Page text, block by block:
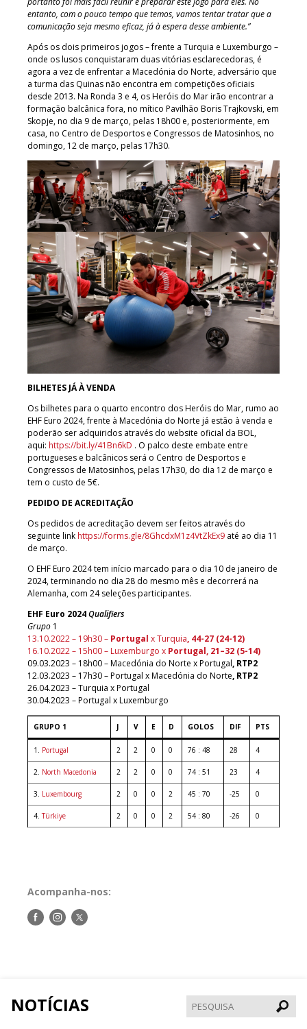
entanto, com o pouco tempo que temos, vamos tentar tratar que a
comunicação seja mesmo eficaz, já à espera desse ambiente.”
Após os dois primeiros jogos – frente a Turquia e Luxemburgo –
onde os lusos conquistaram duas vitórias esclarecedoras, é
agora a vez de enfrentar a Macedónia do Norte, adversário que
a turma das Quinas não encontra em competições oficiais
desde 2013. Na Ronda 3 e 4, os Heróis do Mar irão encontrar a
formação balcânica fora, no mítico Pavilhão Boris Trajkovski, em
Skopje, no dia 9 de março, pelas 18h00 e, posteriormente, em
casa, no Centro de Desportos e Congressos de Matosinhos, no
domingo, 12 de março, pelas 17h30.
BILHETES JÁ À VENDA
Os bilhetes para o quarto encontro dos Heróis do Mar, rumo ao
EHF Euro 2024, frente à Macedónia do Norte já estão à venda e
poderão ser adquiridos através do website oficial da BOL,
aqui: https://bit.ly/41Bn6kD . O palco deste embate entre
portugueses e balcânicos será o Centro de Desportos e
Congressos de Matosinhos, pelas 17h30, do dia 12 de março e
tem o custo de 5€.
PEDIDO DE ACREDITAÇÃO
Os pedidos de acreditação devem ser feitos através do
seguinte link https://forms.gle/8GhcdxM1z4VtZkEx9 até ao dia 11
de março.
O EHF Euro 2024 tem início marcado para o dia 10 de janeiro de
2024, terminando no dia 28 do mesmo mês e decorrerá na
Alemanha, com 24 seleções participantes.
EHF Euro 2024Qualifiers
Grupo 1
13.10.2022 – 19h30 – Portugal x Turquia, 44-27 (24-12)
16.10.2022 – 15h00 – Luxemburgo x Portugal, 21–32 (5-14)
09.03.2023 – 18h00 – Macedónia do Norte x Portugal, RTP2
12.03.2023 – 17h30 – Portugal x Macedónia do Norte, RTP2
26.04.2023 – Turquia x Portugal
30.04.2023 – Portugal x Luxemburgo
GRUPO 1 J V E D GOLOS DIF PTS
1. Portugal 2 2 0 0 76 : 48 28 4
2. North Macedonia 2 2 0 0 74 : 51 23 4
3. Luxembourg 2 0 0 2 45 : 70 -25 0
4.Türkiye 2 0 0 2 54 : 80 -26 0
Acompanha-nos:
Siga-Siga-Siga-
NOTÍCIAS